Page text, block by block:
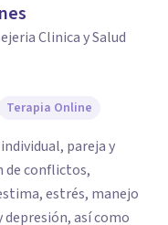
Clinica y Salud
Terapia Online
pareja y
de conflictos,
estrés, manejo
depresión, así como